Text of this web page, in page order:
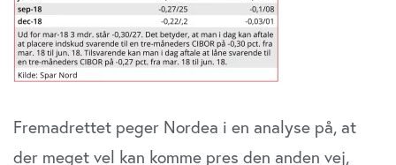
Fremadrettet peger Nordea i en analyse på, at
der meget vel kan komme pres den anden vej,